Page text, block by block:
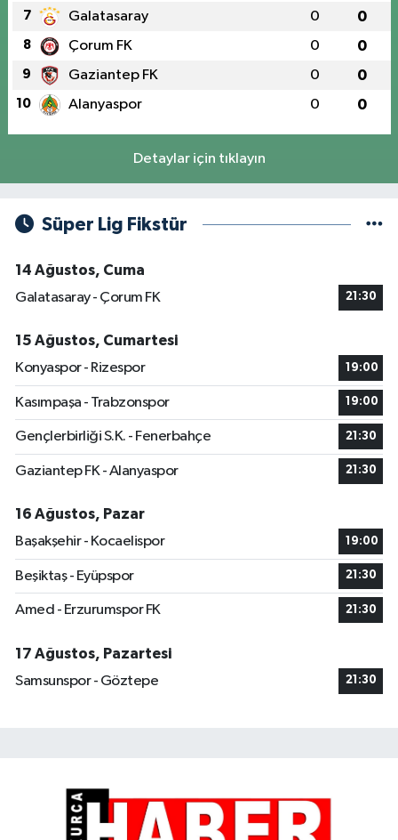
7 Galatasaray 0 0
8 Çorum FK 0 0
9 Gaziantep FK 0 0
10 Alanyaspor 0 0
Detaylar için tıklayın
Süper Lig Fikstür
14 Ağustos, Cuma
Galatasaray - Çorum FK
21:30
15 Ağustos, Cumartesi
Konyaspor - Rizespor
19:00
Kasımpaşa - Trabzonspor 19:00
Gençlerbirliği S.K. - Fenerbahçe 21:30
Gaziantep FK - Alanyaspor 21:30
16 Ağustos, Pazar
Başakşehir - Kocaelispor
19:00
Beşiktaş - Eyüpspor 21:30
Amed - Erzurumspor FK 21:30
17 Ağustos, Pazartesi
Samsunspor - Göztepe
21:30